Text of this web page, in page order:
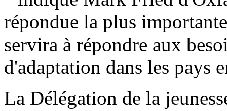
répondue la plus
servira à répondre aux
d'adaptation dans les pays
La Délégation de la